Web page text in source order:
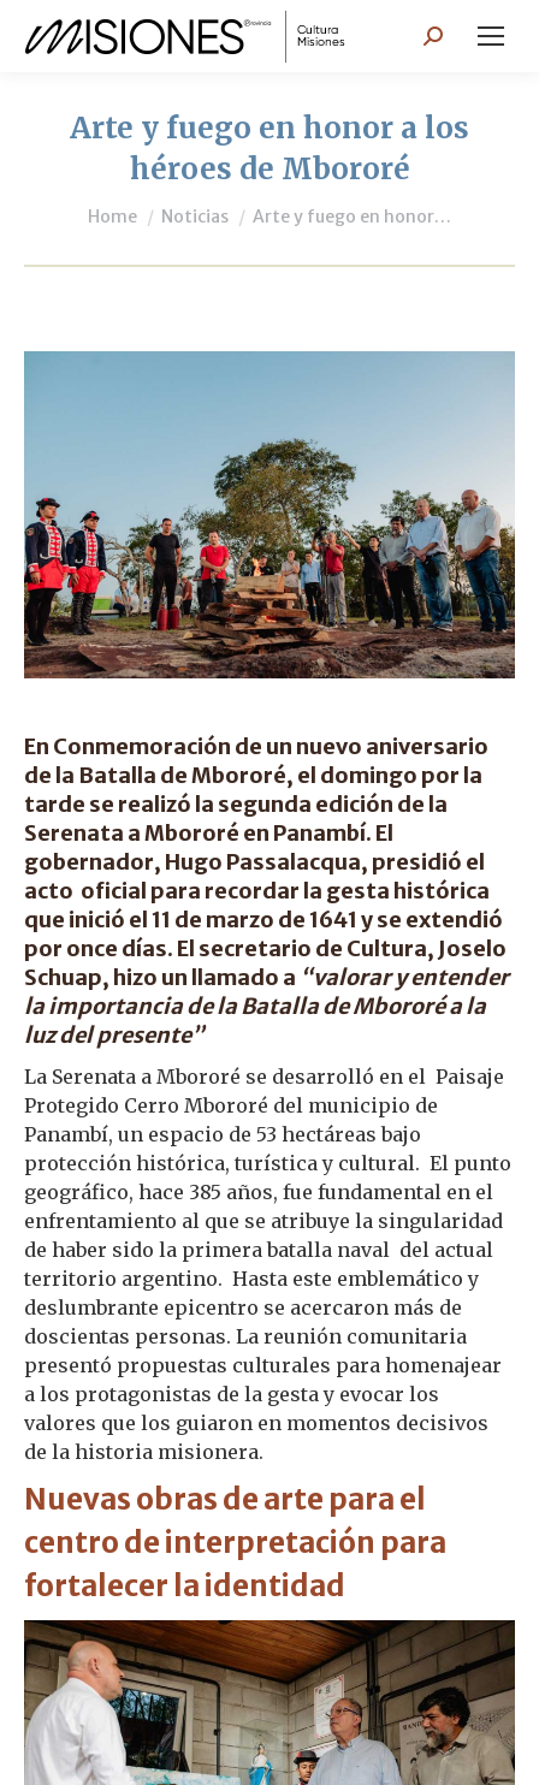
Search:
Arte y fuego en honor a los
héroes de Mbororé
You are here:
Home Noticias Arte y fuego en honor…
En Conmemoración de un nuevo aniversario
de la Batalla de Mbororé, el domingo por la
tarde se realizó la segunda edición de la
Serenata a Mbororé en Panambí. El
gobernador, Hugo Passalacqua, presidió el
acto oficial para recordar la gesta histórica
que inició el 11 de marzo de 1641 y se extendió
por once días. El secretario de Cultura, Joselo
Schuap, hizo un llamado a “valorar y entender
la importancia de la Batalla de Mbororé a la
luz del presente”
La Serenata a Mbororé se desarrolló en el Paisaje
Protegido Cerro Mbororé del municipio de
Panambí, un espacio de 53 hectáreas bajo
protección histórica, turística y cultural. El punto
geográfico, hace 385 años, fue fundamental en el
enfrentamiento al que se atribuye la singularidad
de haber sido la primera batalla naval del actual
territorio argentino. Hasta este emblemático y
deslumbrante epicentro se acercaron más de
doscientas personas. La reunión comunitaria
presentó propuestas culturales para homenajear
a los protagonistas de la gesta y evocar los
valores que los guiaron en momentos decisivos
de la historia misionera.
Nuevas obras de arte para el
centro de interpretación para
fortalecer la identidad